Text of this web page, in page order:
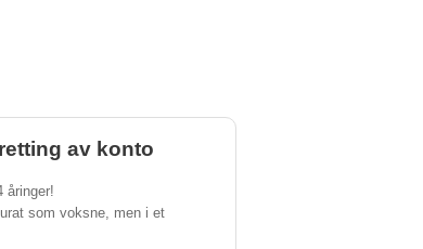
av konto
åringer!
som voksne, men i et